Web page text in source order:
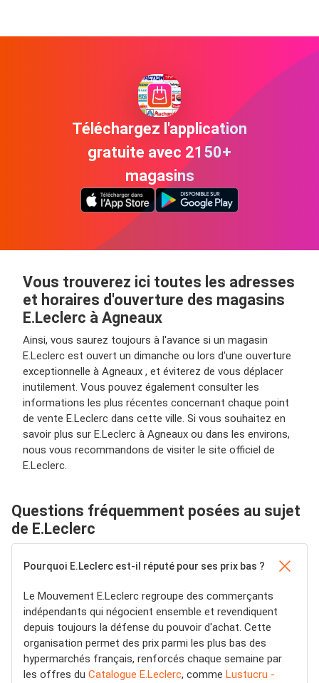
Téléchargez l'application
gratuite avec 2150+
magasins
Vous trouverez ici toutes les adresses
et horaires d'ouverture des magasins
E.Leclerc à Agneaux
Ainsi, vous saurez toujours à l'avance si un magasin
E.Leclerc est ouvert un dimanche ou lors d'une ouverture
exceptionnelle à Agneaux , et éviterez de vous déplacer
inutilement. Vous pouvez également consulter les
informations les plus récentes concernant chaque point
de vente E.Leclerc dans cette ville. Si vous souhaitez en
savoir plus sur E.Leclerc à Agneaux ou dans les environs,
nous vous recommandons de visiter le site officiel de
E.Leclerc.
Questions fréquemment posées au sujet
de E.Leclerc
Pourquoi E.Leclerc est-il réputé pour ses prix bas ?
Le Mouvement E.Leclerc regroupe des commerçants
indépendants qui négocient ensemble et revendiquent
depuis toujours la défense du pouvoir d'achat. Cette
organisation permet des prix parmi les plus bas des
hypermarchés français, renforcés chaque semaine par
les offres du Catalogue E.Leclerc, comme Lustucru -